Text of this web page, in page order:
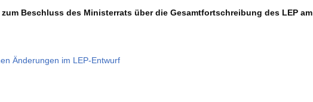
Beschluss des Ministerrats über die Gesamtfortschreibung des LEP am
Änderungen im LEP-Entwurf